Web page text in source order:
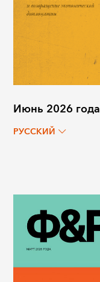
Июнь 2026 года
РУССКИЙ